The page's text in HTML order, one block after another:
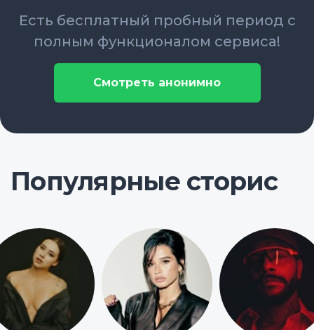
Есть бесплатный пробный период с
полным функционалом сервиса!
Смотреть анонимно
Популярные сторис